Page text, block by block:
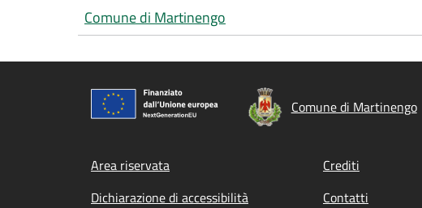
Comune di Martinengo
Comune di Martinengo
Footer menu
Area riservata Crediti
Dichiarazione di accessibilità
Contatti